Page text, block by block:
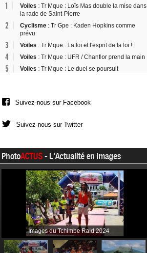
1 Voiles : Tr Mque : Loïs Mas double la mise dans
la rade de Saint-Pierre
2 Cyclisme : Tr Gpe : Kaden Hopkins comme
prévu
3 Voiles : Tr Mque : La loi et l'esprit de la loi !
4 Voiles : Tr Mque : UFR / Chanflor prend la main
5 Voiles : Tr Mque : Le duel se poursuit
Suivez-nous sur Facebook
Suivez-nous sur Twitter
PhotoACTUS- L'Actualité en images
Images du Tchimbe Raid 2024